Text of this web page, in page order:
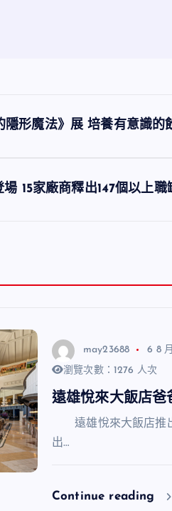
隱形魔法》展 培養有意識的
15家廠商釋出147個以上職
may23688 6 8
瀏覽次數：1276 人次
遠雄悅來大飯店爸
遠雄悅來大飯店推出
出…
Continue reading